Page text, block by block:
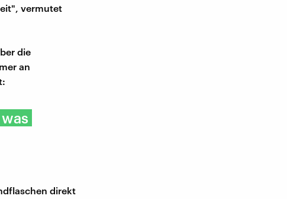
vermutet
die
an
direkt